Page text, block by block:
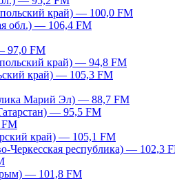
край) — 100,0 FM
обл.) — 106,4 FM
97,0 FM
край) — 94,8 FM
край) — 105,3 FM
Марий Эл) — 88,7 FM
— 95,5 FM
край) — 105,1 FM
Черкесская республика) — 102,3
— 101,8 FM